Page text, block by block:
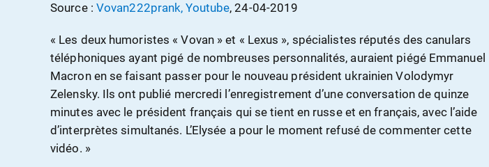
Source : Vovan222prank, Youtube, 24-04-2019
« Les deux humoristes « Vovan » et « Lexus », spécialistes réputés des canulars
téléphoniques ayant pigé de nombreuses personnalités, auraient piégé Emmanuel
Macron en se faisant passer pour le nouveau président ukrainien Volodymyr
Zelensky. Ils ont publié mercredi l’enregistrement d’une conversation de quinze
minutes avec le président français qui se tient en russe et en français, avec l’aide
d’interprètes simultanés. L’Elysée a pour le moment refusé de commenter cette
vidéo. »